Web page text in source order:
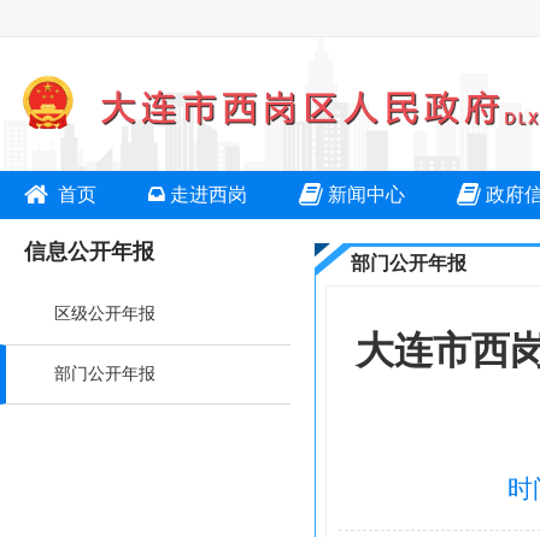
首页 走进西岗 新闻中心 政府
信息公开年报
区级公开年报
部门公开年报
部门公开年报
大连市西
时